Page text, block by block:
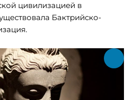
цивилизацией в
Бактрийско-